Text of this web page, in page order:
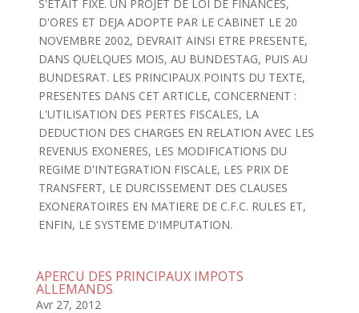
S'ETAIT FIXE. UN PROJET DE LOI DE FINANCES,
D'ORES ET DEJA ADOPTE PAR LE CABINET LE 20
NOVEMBRE 2002, DEVRAIT AINSI ETRE PRESENTE,
DANS QUELQUES MOIS, AU BUNDESTAG, PUIS AU
BUNDESRAT. LES PRINCIPAUX POINTS DU TEXTE,
PRESENTES DANS CET ARTICLE, CONCERNENT :
L'UTILISATION DES PERTES FISCALES, LA
DEDUCTION DES CHARGES EN RELATION AVEC LES
REVENUS EXONERES, LES MODIFICATIONS DU
REGIME D'INTEGRATION FISCALE, LES PRIX DE
TRANSFERT, LE DURCISSEMENT DES CLAUSES
EXONERATOIRES EN MATIERE DE C.F.C. RULES ET,
ENFIN, LE SYSTEME D'IMPUTATION.
APERCU DES PRINCIPAUX IMPOTS
ALLEMANDS
Avr 27, 2012